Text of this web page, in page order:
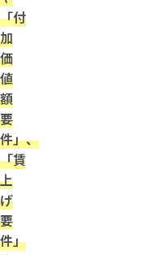
「付
加
価
値
額
要
件」、
「賃
上
げ
要
件」